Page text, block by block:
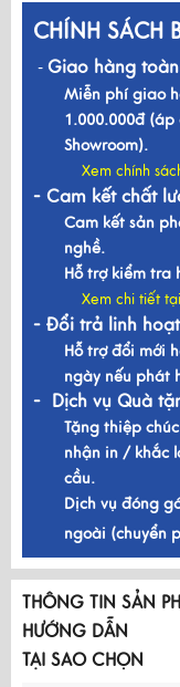
CHÍNH SÁCH
- Giao hàng
Miễn phí giao
1.000.000đ
Showroom).
Xem chính
- Cam kết chất
Cam kết sản
nghề.
Hỗ trợ kiểm tra
Xem chi tiết
- Đổi trả linh
Hỗ trợ đổi mới
ngày nếu phát
- Dịch vụ Quà
Tặng thiệp
nhận in / khắc
cầu.
Dịch vụ đóng
ngoài (chuyển
THÔNG TIN SẢN
HƯỚNG DẪN
TẠI SAO CHỌN